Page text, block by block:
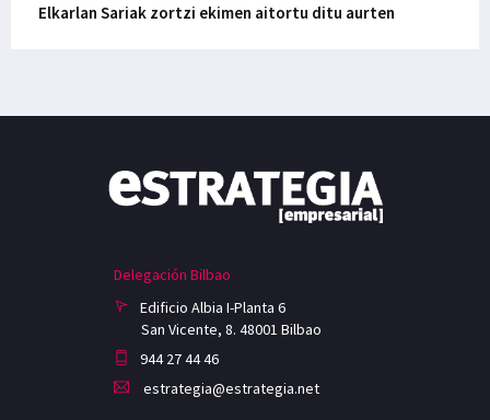
Elkarlan Sariak zortzi ekimen aitortu ditu aurten
Delegación Bilbao
Edificio Albia I-Planta 6
San Vicente, 8. 48001 Bilbao
944 27 44 46
estrategia@estrategia.net